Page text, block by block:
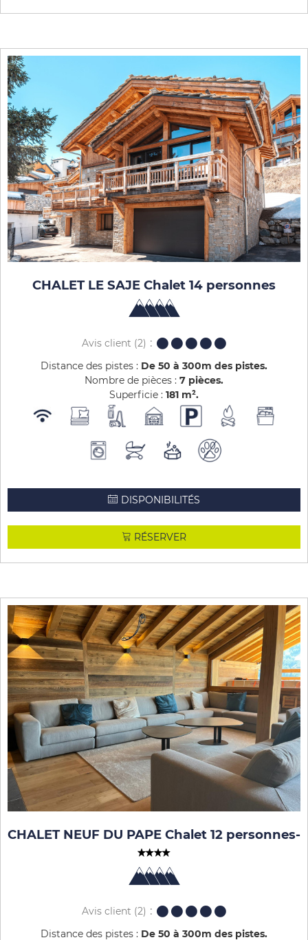
CHALET LE SAJE Chalet 14 personnes
Avis client (2)
Distance des pistes : De 50 à 300m des pistes
Nombre de pièces : 7 pièces
Superficie : 181 m²
DISPONIBILITÉS
RÉSERVER
CHALET NEUF DU PAPE Chalet 12 personnes-
Avis client (2)
Distance des pistes : De 50 à 300m des pistes